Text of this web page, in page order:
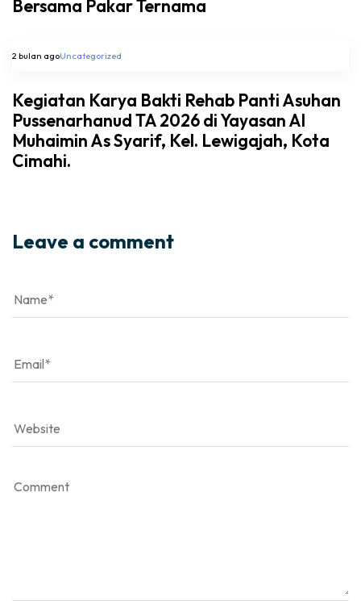
Bersama Pakar Ternama
2 bulan agoUncategorized
Kegiatan Karya Bakti Rehab Panti Asuhan
Pussenarhanud TA 2026 di Yayasan Al
Muhaimin As Syarif, Kel. Lewigajah, Kota
Cimahi.
Leave a comment